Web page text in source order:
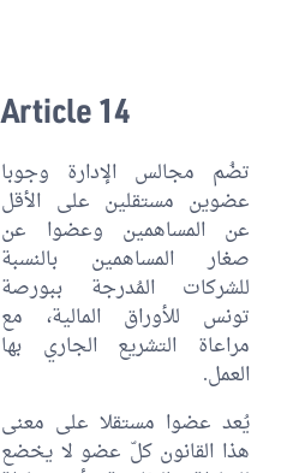
Article 14
تضُم مجالس الإدارة وجوبا
عضوين مستقلين على الأقل
عن المساهمين وعضوا عن
صغار المساهمين بالنسبة
للشركات المُدرجة ببورصة
تونس للأوراق المالية، مع
مراعاة التشريع الجاري بها
العمل.
يُعد عضوا مستقلا على معنى
هذا القانون كلّ عضو لا يخضع